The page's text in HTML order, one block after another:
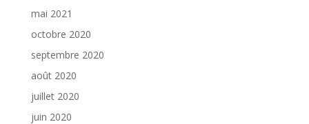
mai 2021
octobre 2020
septembre 2020
août 2020
juillet 2020
juin 2020